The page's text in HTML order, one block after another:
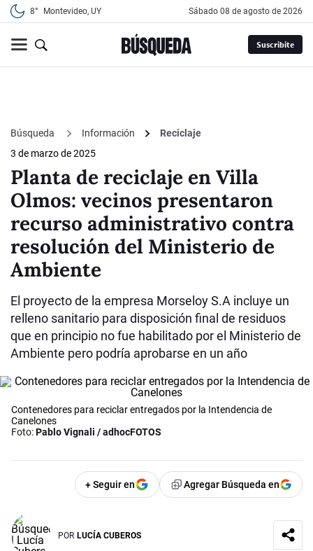
8° Montevideo, UY sábado 08 de agosto de 2026
Suscribite
Búsqueda Información
Reciclaje
3 de marzo de 2025
Planta de reciclaje en Villa
Olmos: vecinos presentaron
recurso administrativo contra
resolución del Ministerio de
Ambiente
El proyecto de la empresa Morseloy S.A incluye un
relleno sanitario para disposición final de residuos
que en principio no fue habilitado por el Ministerio de
Ambiente pero podría aprobarse en un año
Contenedores para reciclar entregados por la Intendencia de
Canelones
Foto:Pablo Vignali / adhocFOTOS
+ Seguir en Agregar Búsqueda en
POR LUCÍA CUBEROS